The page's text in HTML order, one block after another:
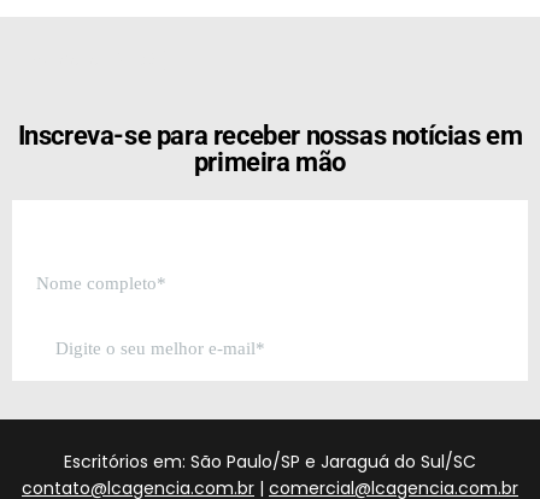
Inscreva-se para receber nossas notícias em
primeira mão
Escritórios em: São Paulo/SP e Jaraguá do Sul/SC
contato@lcagencia.com.br | comercial@lcagencia.com.br